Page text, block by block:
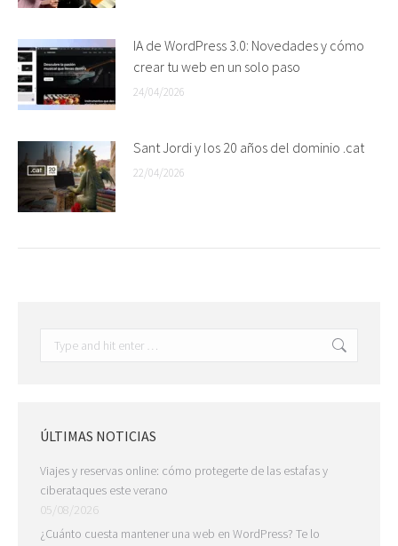
IA de WordPress 3.0: Novedades y cómo
crear tu web en un solo paso
24/04/2026
Sant Jordi y los 20 años del dominio .cat
22/04/2026
ÚLTIMAS NOTICIAS
Viajes y reservas online: cómo protegerte de las estafas y
ciberataques este verano
05/08/2026
¿Cuánto cuesta mantener una web en WordPress? Te lo